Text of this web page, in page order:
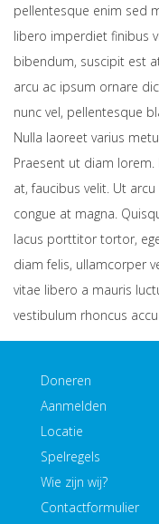
pellentesque enim sed
libero imperdiet finibus
bibendum, suscipit est
arcu ac ipsum ornare
nunc vel, pellentesque
Nulla laoreet varius
Praesent ut diam
at, faucibus velit. Ut
congue at magna.
lacus porttitor tortor,
diam felis, ullamcorper
vitae libero a mauris
vestibulum rhoncus
Doneren
Aanmelden
Locatie
Spelregels
Wie zijn wij?
Contactformulier